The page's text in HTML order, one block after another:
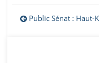
Navigation
de
Public Sénat : Haut-Karabakh : Bruno Retailleau met en garde contre un nouveau génocide en Arménie